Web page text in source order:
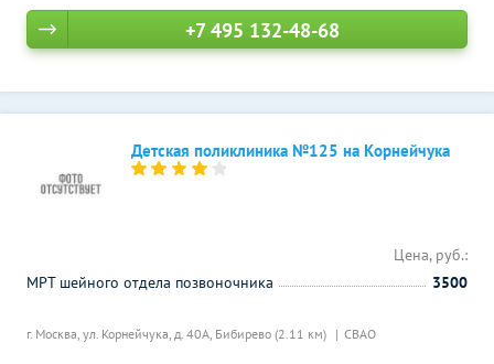
+7 495 132-48-68
Детская поликлиника №125 на Корнейчука
г. Москва, ул. Корнейчука, д. 40А, Бибирево (2.11 км) СВАО
Цена, руб.:
МРТ шейного отдела позвоночника
3500